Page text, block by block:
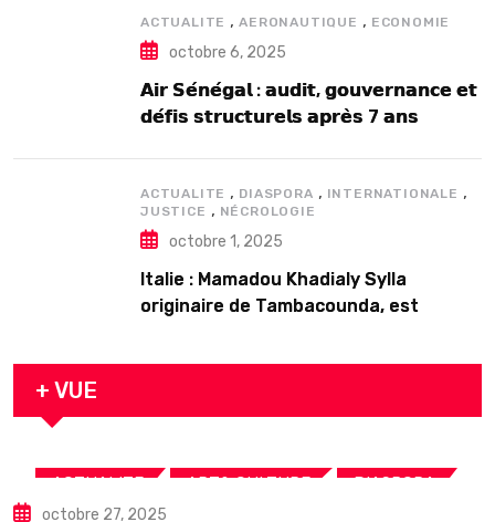
ACTUALITE ,AERONAUTIQUE , ECONOMIE
octobre 6, 2025
𝗔𝗶𝗿 𝗦𝗲́𝗻𝗲́𝗴𝗮𝗹 : 𝗮𝘂𝗱𝗶𝘁, 𝗴𝗼𝘂𝘃𝗲𝗿𝗻𝗮𝗻𝗰𝗲 𝗲𝘁
𝗱𝗲́𝗳𝗶𝘀 𝘀𝘁𝗿𝘂𝗰𝘁𝘂𝗿𝗲𝗹𝘀 𝗮𝗽𝗿𝗲̀𝘀 7 𝗮𝗻𝘀
ACTUALITE , DIASPORA , INTERNATIONALE ,
JUSTICE , NÉCROLOGIE
octobre 1, 2025
Italie : Mamadou Khadialy Sylla
originaire de Tambacounda, est
arrestation
+ VUE
ACTUALITE ART& CULTURE DIASPORA
TOURISME
octobre 27, 2025